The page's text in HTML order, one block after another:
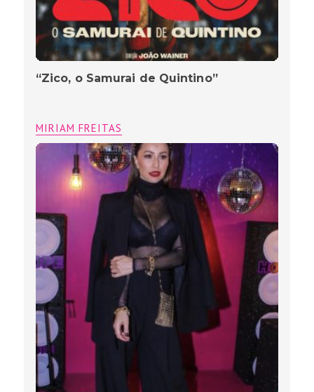
“Zico, o Samurai de Quintino”
MIRIAM FREITAS